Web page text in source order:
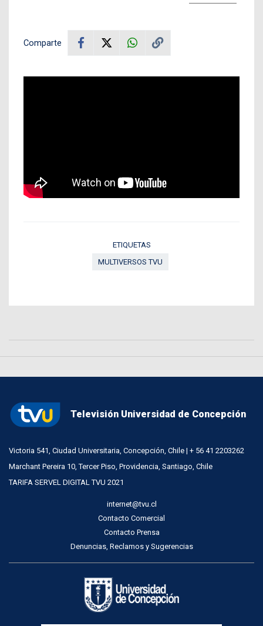
Comparte
ETIQUETAS
MULTIVERSOS TVU
Televisión Universidad de Concepción
Victoria 541, Ciudad Universitaria, Concepción, Chile | + 56 41 2203262
Marchant Pereira 10, Tercer Piso, Providencia, Santiago, Chile
TARIFA SERVEL DIGITAL TVU 2021
internet@tvu.cl
Contacto Comercial
Contacto Prensa
Denuncias, Reclamos y Sugerencias